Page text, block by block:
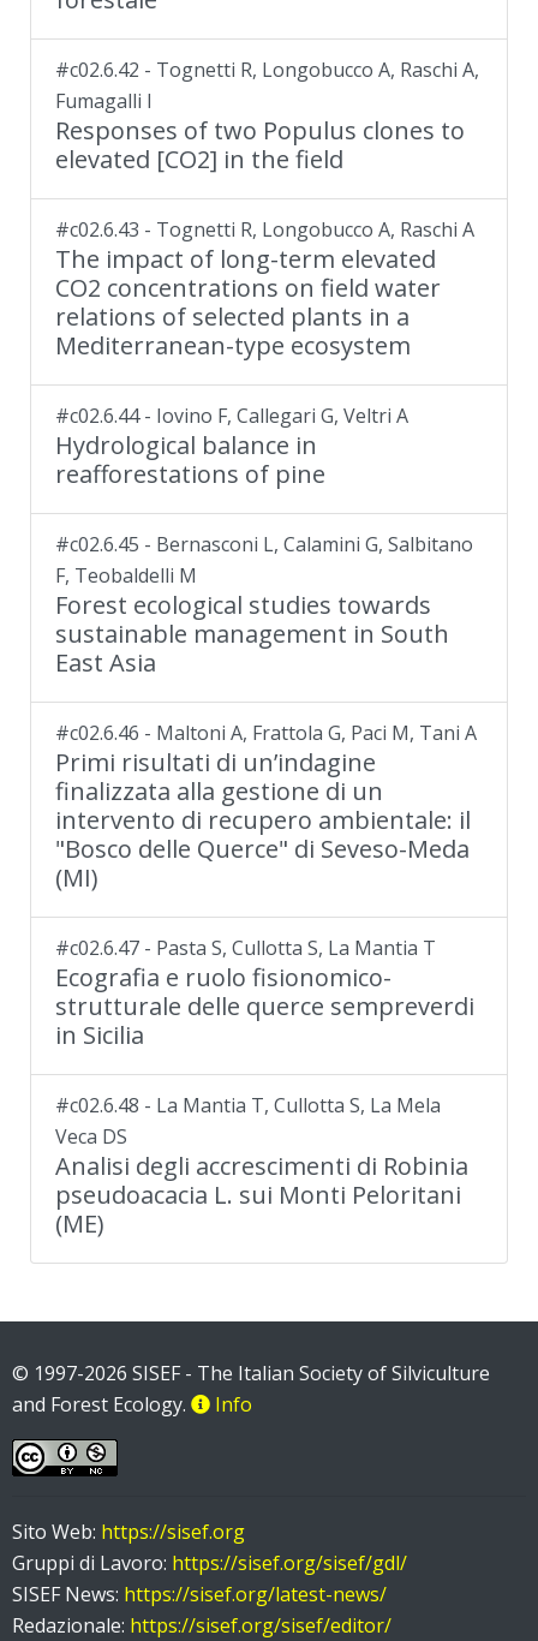
#c02.6.42 - Tognetti R, Longobucco A, Raschi A,
Fumagalli I
Responses of two Populus clones to
elevated [CO2] in the field
#c02.6.43 - Tognetti R, Longobucco A, Raschi A
The impact of long-term elevated
CO2 concentrations on field water
relations of selected plants in a
Mediterranean-type ecosystem
#c02.6.44 - Iovino F, Callegari G, Veltri A
Hydrological balance in
reafforestations of pine
#c02.6.45 - Bernasconi L, Calamini G, Salbitano
F, Teobaldelli M
Forest ecological studies towards
sustainable management in South
East Asia
#c02.6.46 - Maltoni A, Frattola G, Paci M, Tani A
Primi risultati di un’indagine
finalizzata alla gestione di un
intervento di recupero ambientale: il
"Bosco delle Querce" di Seveso-Meda
(MI)
#c02.6.47 - Pasta S, Cullotta S, La Mantia T
Ecografia e ruolo fisionomico-
strutturale delle querce sempreverdi
in Sicilia
#c02.6.48 - La Mantia T, Cullotta S, La Mela
Veca DS
Analisi degli accrescimenti di Robinia
pseudoacacia L. sui Monti Peloritani
(ME)
© 1997-2026 SISEF - The Italian Society of Silviculture
and Forest Ecology.
Info
Sito Web: https://sisef.org
Gruppi di Lavoro: https://sisef.org/sisef/gdl/
SISEF News: https://sisef.org/latest-news/
Redazionale: https://sisef.org/sisef/editor/